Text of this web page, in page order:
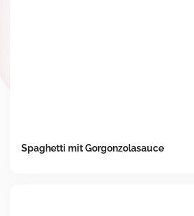
Spaghetti mit Gorgonzolasauce